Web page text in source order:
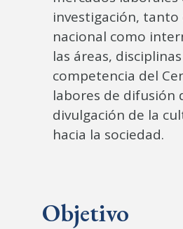
investigación,
nacional como
las áreas,
competencia del
labores de difusión
divulgación de la
hacia la sociedad.
Objetivo